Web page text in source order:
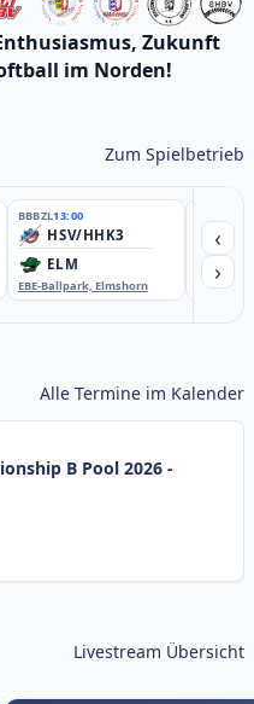
Zukunft
im Norden!
Zum Spielbetrieb
BBBZL13:00
HSV/HHK3
ELM
EBE-Ballpark, Elmshorn
‹
›
Alle Termine im Kalender
B Pool 2026 -
Livestream Übersicht